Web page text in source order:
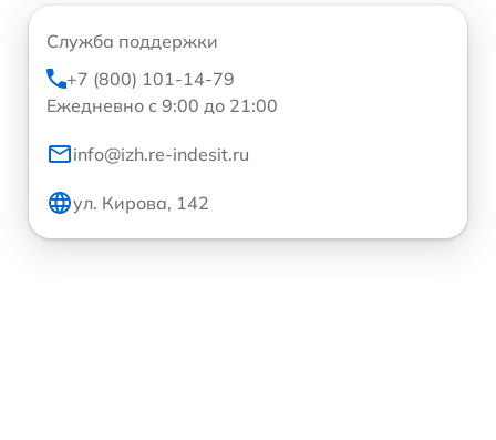
Служба поддержки
+7 (800) 101-14-79
Ежедневно с 9:00 до 21:00
info@izh.re-indesit.ru
ул. Кирова, 142